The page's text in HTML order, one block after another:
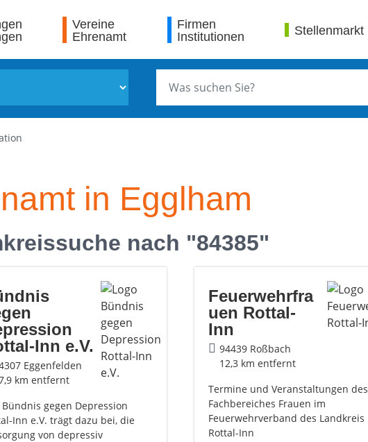
Vereine
Ehrenamt
Firmen
Institutionen
Stellenmarkt
in Egglham
nach "84385"
Inn e.V.
Eggenfelden
km entfernt
Bündnis gegen Depression
Inn e.V. trägt dazu bei, die
von depressiv
Feuerwehrfra
uen Rottal-
Inn
94439 Roßbach
12,3 km entfernt
Termine und Veranstaltungen des
Fachbereiches Frauen im
Feuerwehrverband des Landkreis
Rottal-Inn